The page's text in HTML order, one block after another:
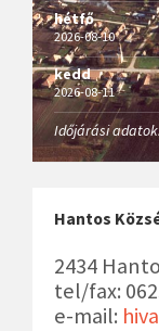
hétfő
2026-08-10
kedd
2026-08-11
Időjárási
Hantos
2434
tel/fax:
e-mail: